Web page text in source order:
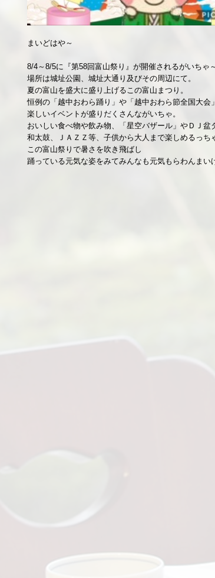
まいどはや～
8/4～8/5に『第58回富山祭り』が開催されるがいちゃ
場所は城址公園、城址大通り及びその周辺にて。
夏の富山を盛大に盛り上げるこの富山まつり。
恒例の「越中おわら踊り」や「越中おわら節全国大会
楽しいイベントが盛りだくさんながいちゃ。
おいしい食べ物や飲み物、「星空バザール」やＤＪ盆
和太鼓、ＪＡＺＺ等、子供から大人まで楽しめるっち
この富山祭りで暑さを吹き飛ばし
踊っている元気な姿をみてみんなも元気もらわんまい